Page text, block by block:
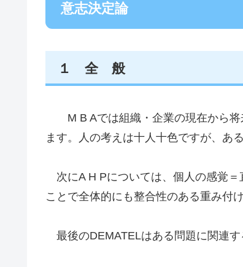
意志決定論
１ 全 般
M B Aでは組織・企業の現在から将
ます。人の考えは十人十色ですが、あ
次にA H Pについては、個人の感覚＝
ことで全体的にも整合性のある重み付
最後のDEMATELはある問題に関連